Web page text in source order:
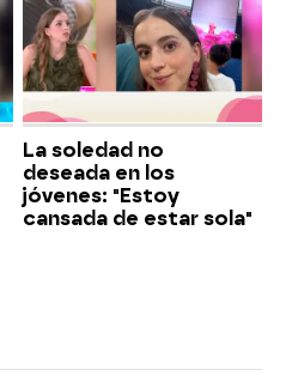
La soledad no
deseada en los
jóvenes: "Estoy
cansada de estar sola"